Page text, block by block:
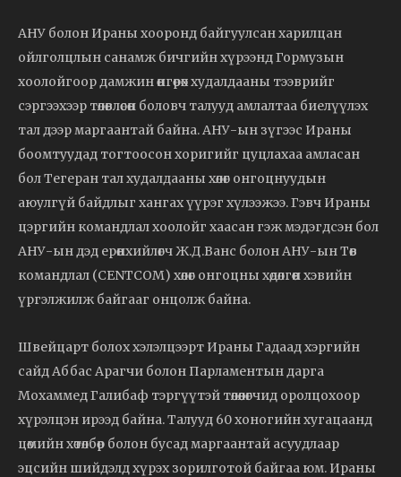
АНУ болон Ираны хооронд байгуулсан харилцан
ойлголцлын санамж бичгийн хүрээнд Гормузын
хоолойгоор дамжин өнгөрөх худалдааны тээврийг
сэргээхээр төлөвлөсөн боловч талууд амлалтаа биелүүлэх
тал дээр маргаантай байна. АНУ-ын зүгээс Ираны
боомтуудад тогтоосон хоригийг цуцлахаа амласан
бол Тегеран тал худалдааны хөлөг онгоцнуудын
аюулгүй байдлыг хангах үүрэг хүлээжээ. Гэвч Ираны
цэргийн командлал хоолойг хаасан гэж мэдэгдсэн бол
АНУ-ын дэд ерөнхийлөгч Ж.Д.Ванс болон АНУ-ын Төв
командлал (CENTCOM) хөлөг онгоцны хөдөлгөөн хэвийн
үргэлжилж байгааг онцолж байна.
Швейцарт болох хэлэлцээрт Ираны Гадаад хэргийн
сайд Аббас Арагчи болон Парламентын дарга
Мохаммед Галибаф тэргүүтэй төлөөлөгчид оролцохоор
хүрэлцэн ирээд байна. Талууд 60 хоногийн хугацаанд
цөмийн хөтөлбөр болон бусад маргаантай асуудлаар
эцсийн шийдэлд хүрэх зорилготой байгаа юм. Ираны